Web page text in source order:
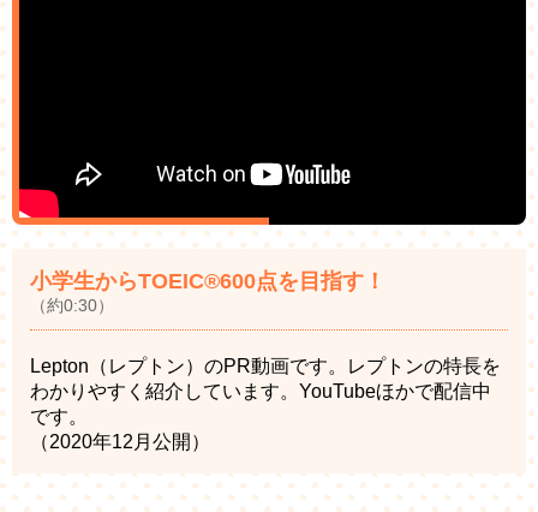
小学生からTOEIC®600点を目指す！
（約0:30）
Lepton（レプトン）のPR動画です。レプトンの特長を
わかりやすく紹介しています。YouTubeほかで配信中
です。
（2020年12月公開）